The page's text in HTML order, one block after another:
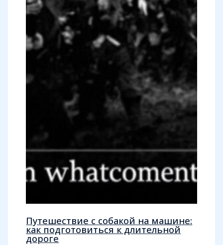
Путешествие с собакой на машине:
как подготовиться к длительной
дороге